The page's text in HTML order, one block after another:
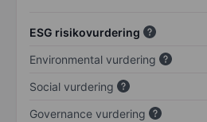
ESG risikovurdering
Environmental vurdering
Social vurdering
Governance vurdering